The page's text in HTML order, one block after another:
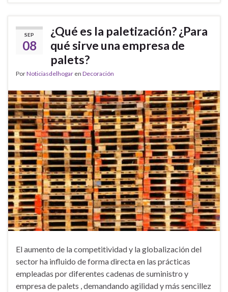
SEP
08
¿Qué es la paletización? ¿Para
qué sirve una empresa de
palets?
PorNoticiasdelhogar en Decoración
El aumento de la competitividad y la globalización del
sector ha influido de forma directa en las prácticas
empleadas por diferentes cadenas de suministro y
empresa de palets , demandando agilidad y más sencillez